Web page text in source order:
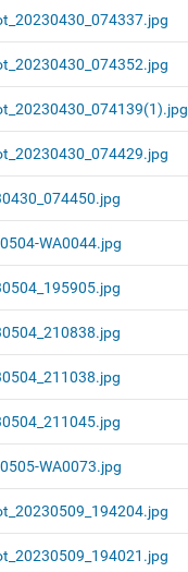
WA0044.jpg
WA0073.jpg